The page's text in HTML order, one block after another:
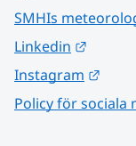
SMHIs
Linkedin
Instagram
Policy för sociala